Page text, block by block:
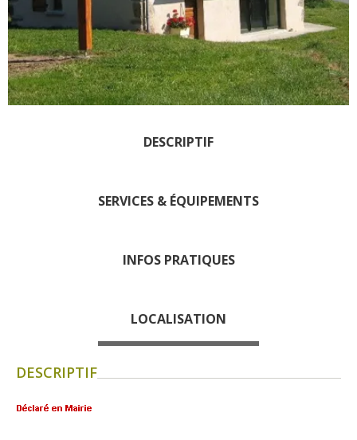
Les visites accompagnées
L'espace Georges Rouquier
à Goutrens
Nos Campagnes Autrefois à
Goutrens
La gastronomie
Flâner à moins de
DESCRIPTIF
SERVICES & ÉQUIPEMENTS
INFOS PRATIQUES
LOCALISATION
DESCRIPTIF